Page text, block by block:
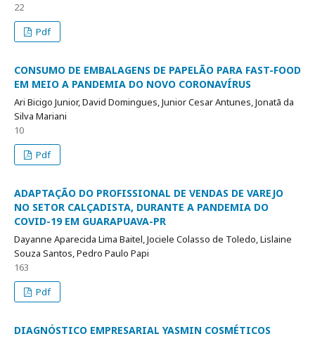
22
Pdf
CONSUMO DE EMBALAGENS DE PAPELÃO PARA FAST-FOOD
EM MEIO A PANDEMIA DO NOVO CORONAVÍRUS
Ari Bicigo Junior, David Domingues, Junior Cesar Antunes, Jonatã da
Silva Mariani
10
Pdf
ADAPTAÇÃO DO PROFISSIONAL DE VENDAS DE VAREJO
NO SETOR CALÇADISTA, DURANTE A PANDEMIA DO
COVID-19 EM GUARAPUAVA-PR
Dayanne Aparecida Lima Baitel, Jociele Colasso de Toledo, Lislaine
Souza Santos, Pedro Paulo Papi
163
Pdf
DIAGNÓSTICO EMPRESARIAL YASMIN COSMÉTICOS